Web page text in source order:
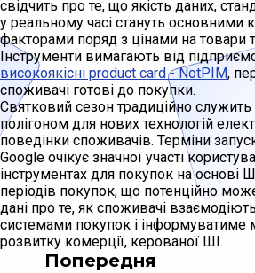
свідчить про те, що якість даних,
у реальному часі стануть основними
факторами поряд з цінами на товари
Інструменти вимагають від
високоякісні product card - NotPIM,
споживачі готові до покупки.
Святковий сезон традиційно
полігоном для нових технологій
поведінки споживачів. Терміни
Google очікує значної участі
інструментах для покупок на основі
періодів покупок, що потенційно
дані про те, як споживачі
системами покупок і інформуватиме
розвитку комерції, керованої ШІ.
Попередня